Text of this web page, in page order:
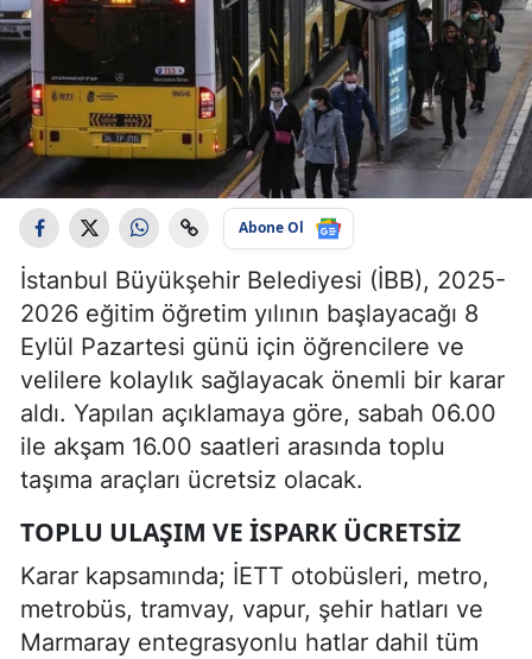
Abone Ol
İstanbul Büyükşehir Belediyesi (İBB), 2025-
2026 eğitim öğretim yılının başlayacağı 8
Eylül Pazartesi günü için öğrencilere ve
velilere kolaylık sağlayacak önemli bir karar
aldı. Yapılan açıklamaya göre, sabah 06.00
ile akşam 16.00 saatleri arasında toplu
taşıma araçları ücretsiz olacak.
TOPLU ULAŞIM VE İSPARK ÜCRETSIZ
Karar kapsamında; İETT otobüsleri, metro,
metrobüs, tramvay, vapur, şehir hatları ve
Marmaray entegrasyonlu hatlar dahil tüm